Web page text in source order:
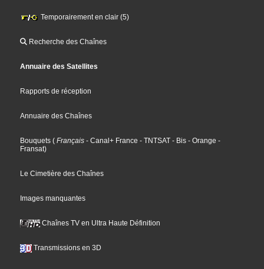
Temporairement en clair (5)
Recherche des Chaînes
Annuaire des Satellites
Rapports de réception
Annuaire des Chaînes
Bouquets ( Français - Canal+ France - TNTSAT - Bis - Orange -
Fransat)
Le Cimetière des Chaînes
Images manquantes
Chaînes TV en Ultra Haute Définition
Transmissions en 3D